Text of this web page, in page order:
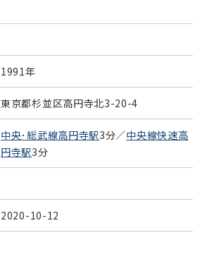
1991年
東京都杉並区高円寺北3-20-4
中央･総武線高円寺駅3分／中央線快速高
円寺駅3分
2020-10-12